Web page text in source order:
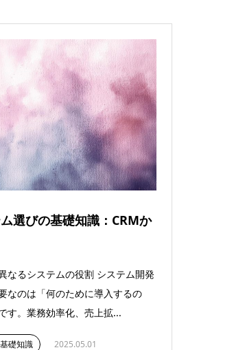
選びの基礎知識：CRMか
なるシステムの役割 システム開発
なのは「何のために導入するの
す。業務効率化、売上拡...
礎知識 2025.05.01